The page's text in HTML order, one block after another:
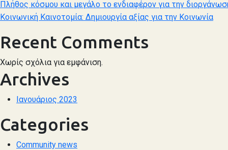
Πλήθος κόσμου και μεγάλο το ενδιαφέρον για την
Κοινωνική Καινοτομία: Δημιουργία αξίας για την Κοινωνία
Recent Comments
Χωρίς σχόλια για εμφάνιση.
Archives
Ιανουάριος 2023
Categories
Community news